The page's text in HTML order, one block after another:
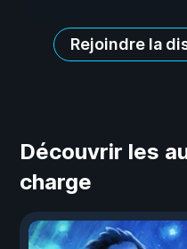
Rejoindre la
Découvrir les
charge